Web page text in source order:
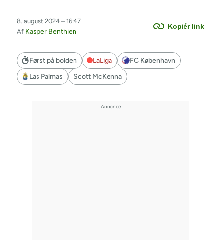
Kopiér link
8. august 2024 – 16:47
Af Kasper Benthien
Først på bolden LaLiga
FC København
Las Palmas
Scott McKenna